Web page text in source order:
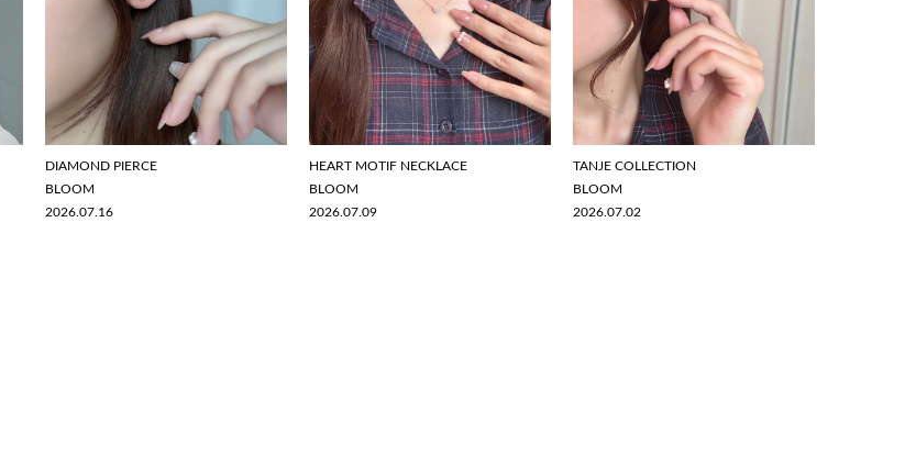
DIAMOND PIERCE
BLOOM
2026.07.16
HEART MOTIF NECKLACE
BLOOM
2026.07.09
TANJE COLLECTION
BLOOM
2026.07.02